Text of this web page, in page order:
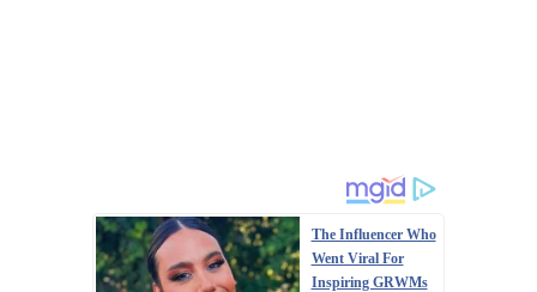
The Influencer Who
Went Viral For
Inspiring GRWMs